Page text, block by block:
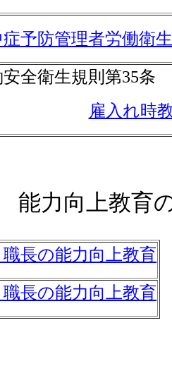
予防管理者労働衛
安全衛生規則第35条
雇入れ時
能力向上教育
長の能力向上教育
長の能力向上教育